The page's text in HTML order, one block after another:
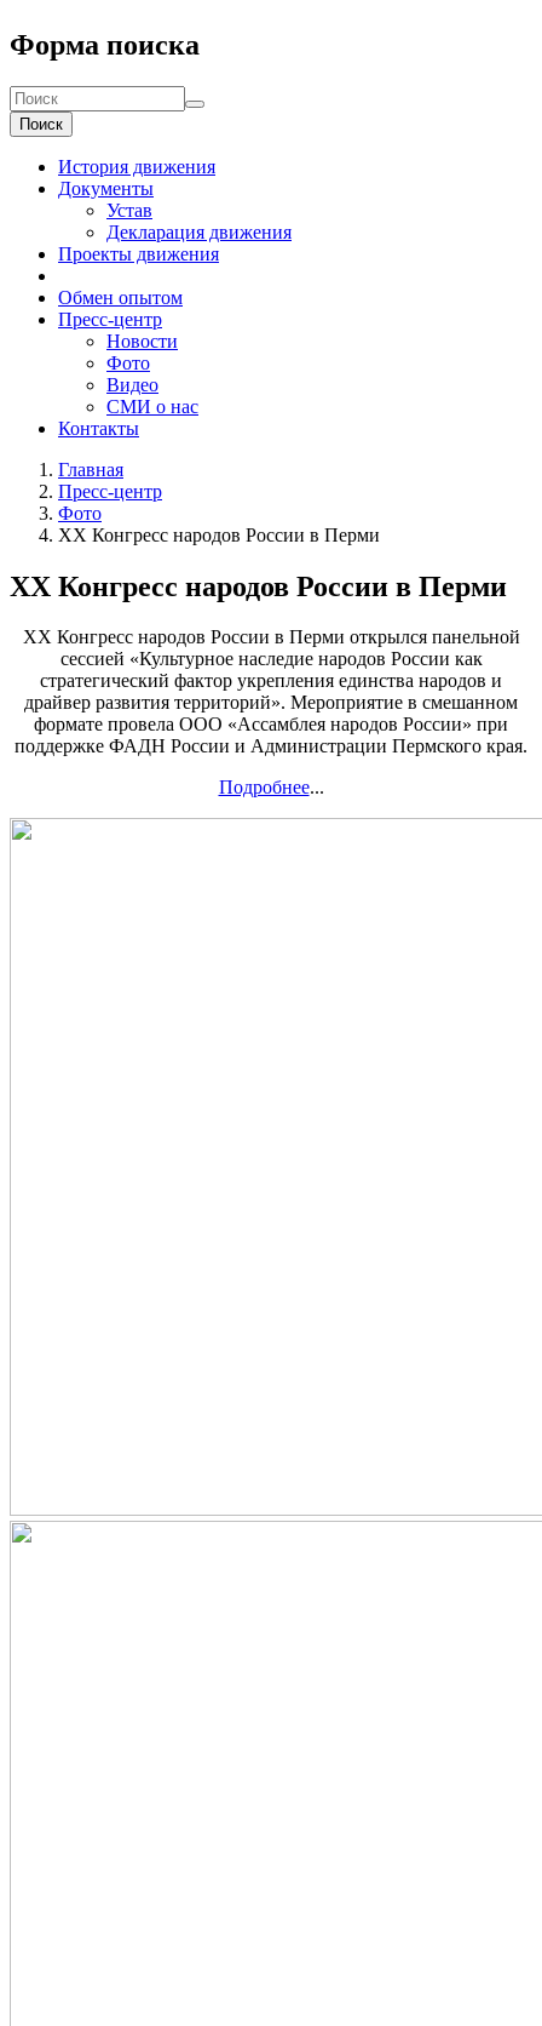
Форма поиска
Поиск
История движения
Документы
Устав
Декларация движения
Проекты движения
Обмен опытом
Пресс-центр
Новости
Фото
Видео
СМИ о нас
Контакты
Главная
Пресс-центр
Фото
XX Конгресс народов России в Перми
XX Конгресс народов России в Перми
XX Конгресс народов России в Перми открылся панельной
сессией «Культурное наследие народов России как
стратегический фактор укрепления единства народов и
драйвер развития территорий». Мероприятие в смешанном
формате провела ООО «Ассамблея народов России» при
поддержке ФАДН России и Администрации Пермского края.
Подробнее...